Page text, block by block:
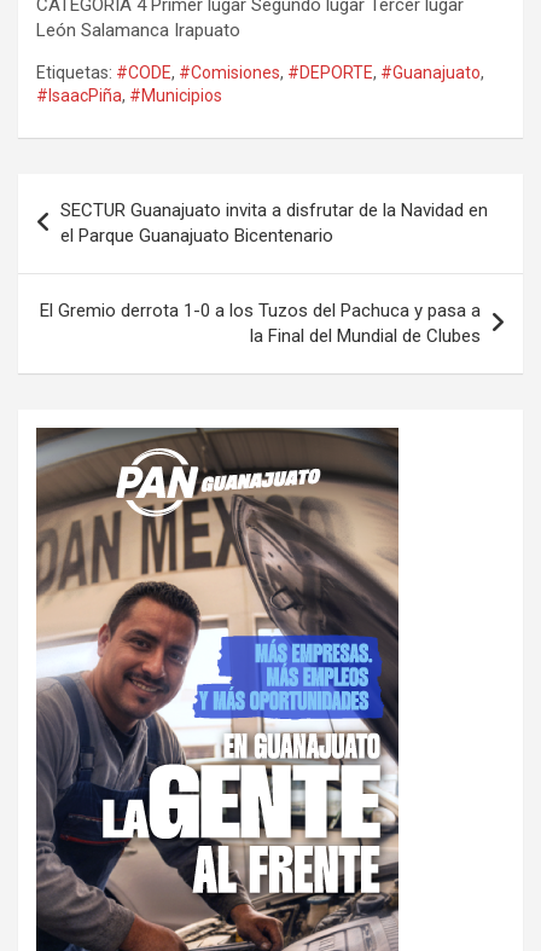
CATEGORÍA 4 Primer lugar Segundo lugar Tercer lugar
León Salamanca Irapuato
Etiquetas: #CODE, #Comisiones, #DEPORTE, #Guanajuato,
#IsaacPiña, #Municipios
de
entradas
SECTUR Guanajuato invita a disfrutar de la Navidad en
el Parque Guanajuato Bicentenario
El Gremio derrota 1-0 a los Tuzos del Pachuca y pasa a
la Final del Mundial de Clubes